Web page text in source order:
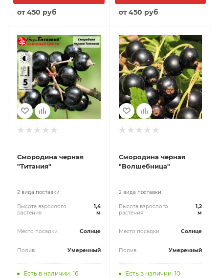
от450 руб от450 руб
Смородина черная
"Титания"
2 вида поставки
Высота взрослого
растения
1,4
м
Место посадки Солнце
Полив Умеренный
Есть в наличии: 16
Смородина черная
"Волшебница"
2 вида поставки
Высота взрослого
растения
1,2
м
Место посадки Солнце
Полив Умеренный
Есть в наличии: 10